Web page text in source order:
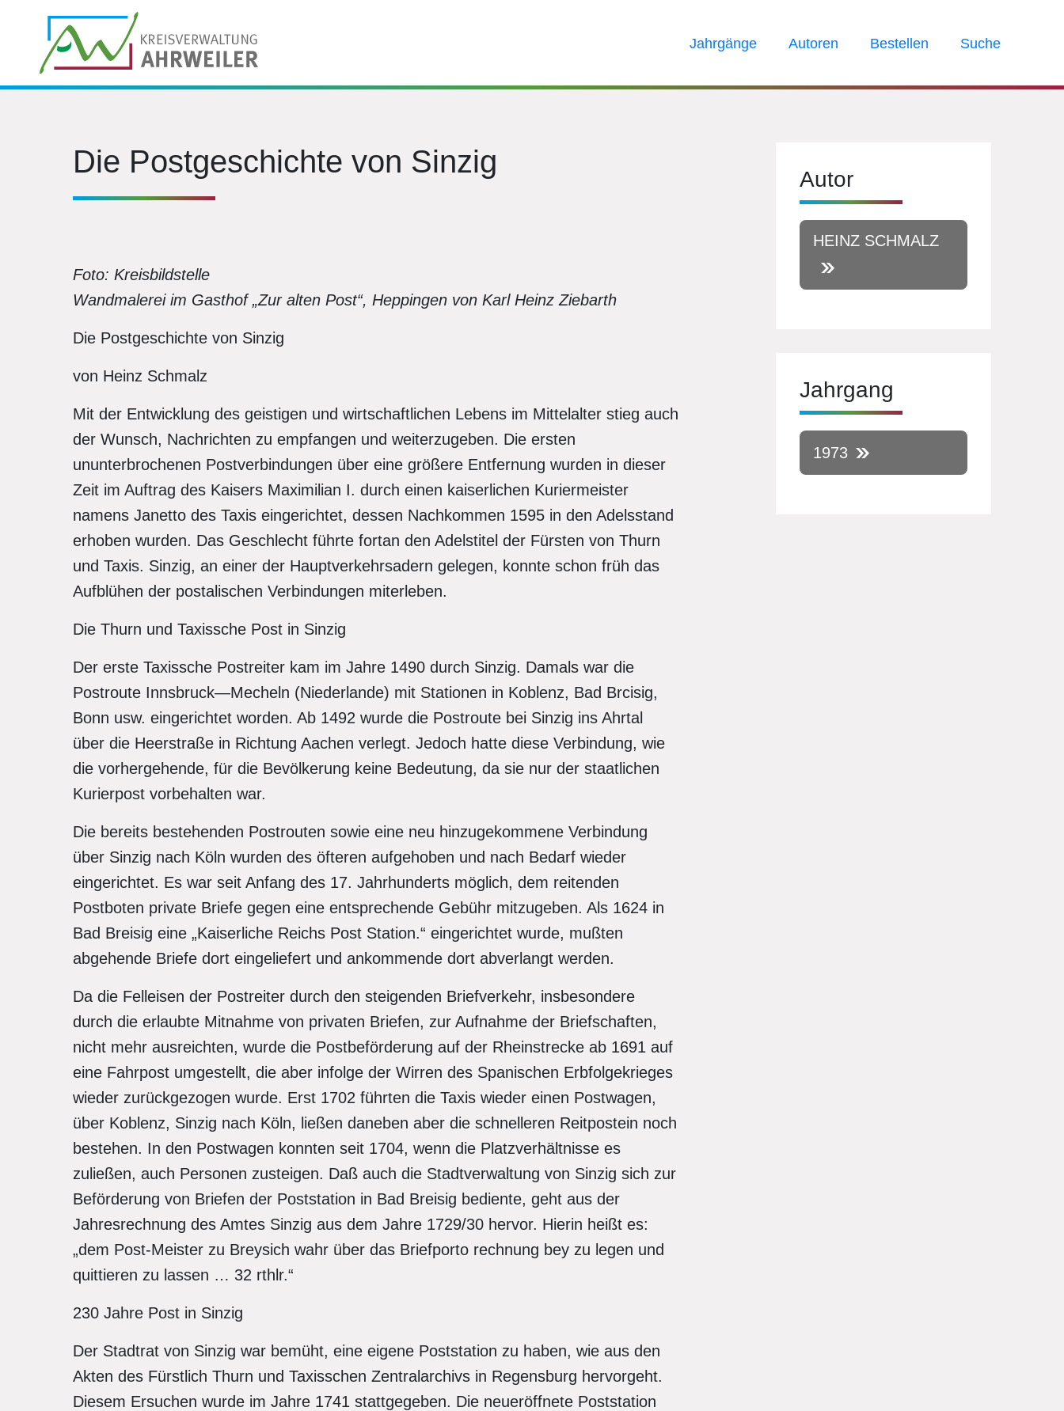
Jahrgänge Autoren Bestellen Suche
Die Postgeschichte von Sinzig
Foto: Kreisbildstelle
Wandmalerei im Gasthof „Zur alten Post“, Heppingen von Karl Heinz Ziebarth
Die Postgeschichte von Sinzig
von Heinz Schmalz
Mit der Entwicklung des geistigen und wirtschaftlichen Lebens im Mittelalter stieg auch
der Wunsch, Nachrichten zu empfangen und weiterzugeben. Die ersten
ununterbrochenen Postverbindungen über eine größere Entfernung wurden in dieser
Zeit im Auftrag des Kaisers Maximilian I. durch einen kaiserlichen Kuriermeister
namens Janetto des Taxis eingerichtet, dessen Nachkommen 1595 in den Adelsstand
erhoben wurden. Das Geschlecht führte fortan den Adelstitel der Fürsten von Thurn
und Taxis. Sinzig, an einer der Hauptverkehrsadern gelegen, konnte schon früh das
Aufblühen der postalischen Verbindungen miterleben.
Die Thurn und Taxissche Post in Sinzig
Der erste Taxissche Postreiter kam im Jahre 1490 durch Sinzig. Damals war die
Postroute Innsbruck—Mecheln (Niederlande) mit Stationen in Koblenz, Bad Brcisig,
Bonn usw. eingerichtet worden. Ab 1492 wurde die Postroute bei Sinzig ins Ahrtal
über die Heerstraße in Richtung Aachen verlegt. Jedoch hatte diese Verbindung, wie
die vorhergehende, für die Bevölkerung keine Bedeutung, da sie nur der staatlichen
Kurierpost vorbehalten war.
Die bereits bestehenden Postrouten sowie eine neu hinzugekommene Verbindung
über Sinzig nach Köln wurden des öfteren aufgehoben und nach Bedarf wieder
eingerichtet. Es war seit Anfang des 17. Jahrhunderts möglich, dem reitenden
Postboten private Briefe gegen eine entsprechende Gebühr mitzugeben. Als 1624 in
Bad Breisig eine „Kaiserliche Reichs Post Station.“ eingerichtet wurde, mußten
abgehende Briefe dort eingeliefert und ankommende dort abverlangt werden.
Da die Felleisen der Postreiter durch den steigenden Briefverkehr, insbesondere
durch die erlaubte Mitnahme von privaten Briefen, zur Aufnahme der Briefschaften,
nicht mehr ausreichten, wurde die Postbeförderung auf der Rheinstrecke ab 1691 auf
eine Fahrpost umgestellt, die aber infolge der Wirren des Spanischen Erbfolgekrieges
wieder zurückgezogen wurde. Erst 1702 führten die Taxis wieder einen Postwagen,
über Koblenz, Sinzig nach Köln, ließen daneben aber die schnelleren Reitpostein noch
bestehen. In den Postwagen konnten seit 1704, wenn die Platzverhältnisse es
zuließen, auch Personen zusteigen. Daß auch die Stadtverwaltung von Sinzig sich zur
Beförderung von Briefen der Poststation in Bad Breisig bediente, geht aus der
Jahresrechnung des Amtes Sinzig aus dem Jahre 1729/30 hervor. Hierin heißt es:
„dem Post-Meister zu Breysich wahr über das Briefporto rechnung bey zu legen und
quittieren zu lassen … 32 rthlr.“
230 Jahre Post in Sinzig
Der Stadtrat von Sinzig war bemüht, eine eigene Poststation zu haben, wie aus den
Akten des Fürstlich Thurn und Taxisschen Zentralarchivs in Regensburg hervorgeht.
Diesem Ersuchen wurde im Jahre 1741 stattgegeben. Die neueröffnete Poststation
Autor
HEINZ SCHMALZ
Jahrgang
1973